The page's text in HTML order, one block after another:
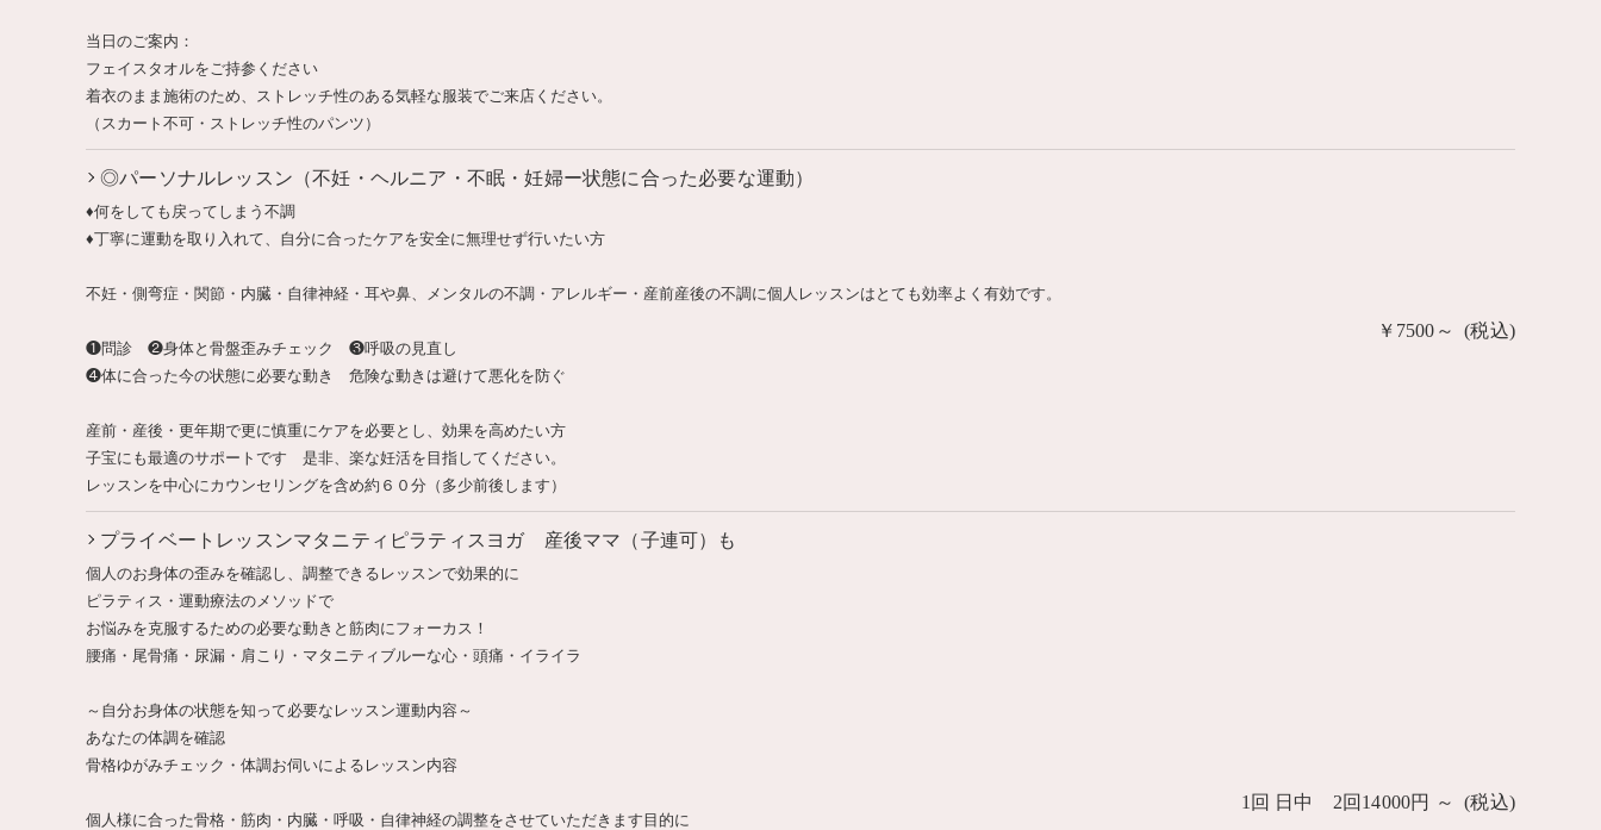
当日のご案内：
フェイスタオルをご持参ください
着衣のまま施術のため、ストレッチ性のある気軽な服装でご来店ください。
（スカート不可・ストレッチ性のパンツ）
◎パーソナルレッスン（不妊・ヘルニア・不眠・妊婦ー状態に合った必要な運動）
♦何をしても戻ってしまう不調
♦丁寧に運動を取り入れて、自分に合ったケアを安全に無理せず行いたい方
不妊・側弯症・関節・内臓・自律神経・耳や鼻、メンタルの不調・アレルギー・産前産後の不調に個人レッスンはとても効率よく有効です。
❶問診 ❷身体と骨盤歪みチェック ❸呼吸の見直し
❹体に合った今の状態に必要な動き 危険な動きは避けて悪化を防ぐ
産前・産後・更年期で更に慎重にケアを必要とし、効果を高めたい方
子宝にも最適のサポートです 是非、楽な妊活を目指してください。
レッスンを中心にカウンセリングを含め約６０分（多少前後します）
￥7500～ (税込)
プライベートレッスンマタニティピラティスヨガ 産後ママ（子連可）も
個人のお身体の歪みを確認し、調整できるレッスンで効果的に
ピラティス・運動療法のメソッドで
お悩みを克服するための必要な動きと筋肉にフォーカス！
腰痛・尾骨痛・尿漏・肩こり・マタニティブルーな心・頭痛・イライラ
～自分お身体の状態を知って必要なレッスン運動内容～
あなたの体調を確認
骨格ゆがみチェック・体調お伺いによるレッスン内容
個人様に合った骨格・筋肉・内臓・呼吸・自律神経の調整をさせていただきます目的に
1回 日中 2回14000円 ～ (税込)